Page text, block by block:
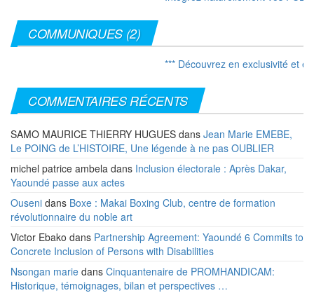
COMMUNIQUES (2)
*** Découvrez en exclusivité et
COMMENTAIRES RÉCENTS
SAMO MAURICE THIERRY HUGUES dans Jean Marie EMEBE,
Le POING de L’HISTOIRE, Une légende à ne pas OUBLIER
michel patrice ambela dans Inclusion électorale : Après Dakar,
Yaoundé passe aux actes
Ouseni dans Boxe : Makai Boxing Club, centre de formation
révolutionnaire du noble art
Victor Ebako dans Partnership Agreement: Yaoundé 6 Commits to
Concrete Inclusion of Persons with Disabilities
Nsongan marie dans Cinquantenaire de PROMHANDICAM:
Historique, témoignages, bilan et perspectives …